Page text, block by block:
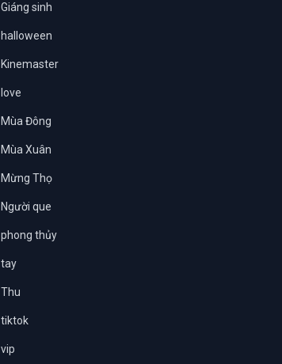
Giáng sinh
halloween
Kinemaster
love
Mùa Đông
Mùa Xuân
Mừng Thọ
Người que
phong thủy
tay
Thu
tiktok
vip